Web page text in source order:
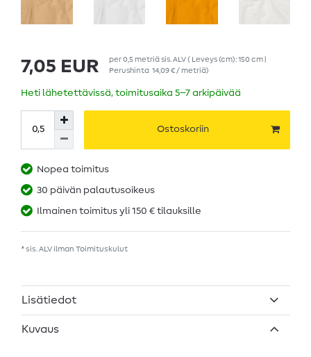
7,05 EUR per0,5 metriäsis. ALV( Leveys (cm): 150 cm |
Perushinta 14,09 € / metriä)
Heti lähetettävissä, toimitusaika 5–7 arkipäivää
Ostoskoriin
Nopea toimitus
30 päivän palautusoikeus
Ilmainen toimitus yli 150 € tilauksille
* sis. ALV ilman Toimituskulut
Lisätiedot
Kuvaus